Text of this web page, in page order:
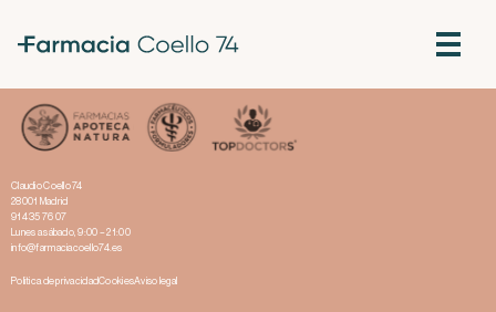
Claudio Coello 74
28001 Madrid
914 35 76 07
Lunes a sábado, 9:00 – 21:00
info@farmaciacoello74.es
Política de privacidadCookiesAviso legal